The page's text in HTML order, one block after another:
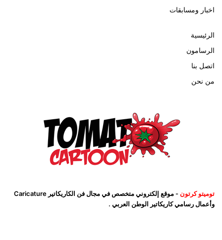
اخبار ومسابقات
الرئيسية
الرسامون
اتصل بنا
من نحن
توميتو كرتون
- موقع إلكتروني متخصص في مجال فن الكاريكاتير Caricature
وأعمال رسامي كاريكاتير الوطن العربي .